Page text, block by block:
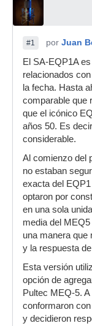
#1 por Juan
El SA-EQP1A
relacionados
la fecha. Hasta
comparable que
que el icónico
años 50. Es
considerable.
Al comienzo del
no estaban
exacta del
optaron por
en una sola
media del
una manera que
y la respuesta
Esta versión
opción de
Pultec MEQ-5.
conformaron
y decidieron